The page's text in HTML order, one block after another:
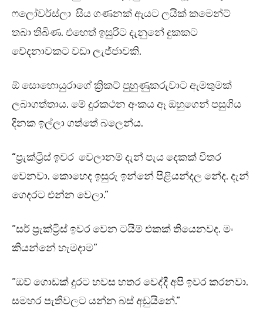
ෆලෝවර්ස්ලා සිය ගණනක් ඇයට ලයික් කමෙන්ට්
තබා තිබිණ. එහෙත් ඉසුරිට දැනුනේ දුකකට
වේදනාවකට වඩා ලැජ්ජාවකි.
ඕ සොහොයුරාගේ ක්‍රිකට් පුහුණුකරුවාට ඇමතුමක්
ලබාගත්තාය. මේ දුරකථන අංකය ඈ ඔහුගෙන් පසුගිය
දිනක ඉල්ලා ගත්තේ බලෙන්ය.
“ප්‍රැක්ට්‍රිස් ඉවර වෙලානම් දැන් පැය දෙකක් විතර
වෙනවා. කොහෙද ඉසුරු ඉන්නේ පිළියන්දල නේද. දැන්
ගෙදරට එන්න වෙලා.”
“සර් ප්‍රැක්ට්‍රිස් ඉවර වෙන ටයිම් එකක් තියෙනවද. මං
කියන්නේ හැමදාම”
“ඔව් ගොඩක් දුරට හවස හතර වෙද්දී අපි ඉවර කරනවා.
සමහර පැතිවලට යන්න බස් අඩුයිනේ.”